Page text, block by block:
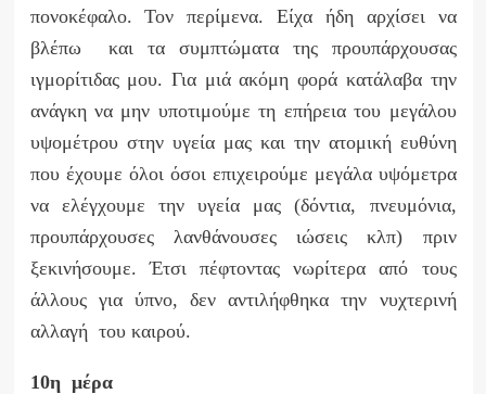
πονοκέφαλο. Τον περίμενα. Είχα ήδη αρχίσει να
βλέπω και τα συμπτώματα της προυπάρχουσας
ιγμορίτιδας μου. Για μιά ακόμη φορά κατάλαβα την
ανάγκη να μην υποτιμούμε τη επήρεια του μεγάλου
υψομέτρου στην υγεία μας και την ατομική ευθύνη
που έχουμε όλοι όσοι επιχειρούμε μεγάλα υψόμετρα
να ελέγχουμε την υγεία μας (δόντια, πνευμόνια,
προυπάρχουσες λανθάνουσες ιώσεις κλπ) πριν
ξεκινήσουμε. Έτσι πέφτοντας νωρίτερα από τους
άλλους για ύπνο, δεν αντιλήφθηκα την νυχτερινή
αλλαγή του καιρού.
10η μέρα